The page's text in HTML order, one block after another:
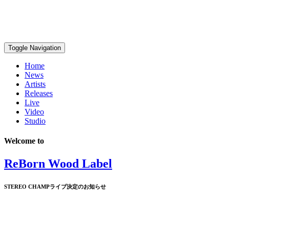
Toggle Navigation
Home
News
Artists
Releases
Live
Video
Studio
Welcome to
ReBorn Wood Label
STEREO CHAMPライブ決定のお知らせ